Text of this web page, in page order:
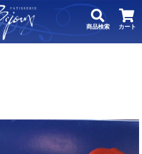
商品検索 カート